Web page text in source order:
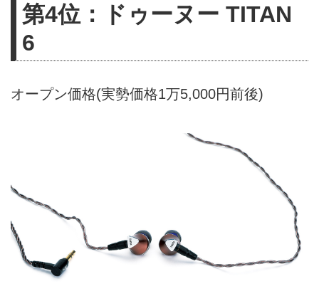
第4位：ドゥーヌー TITAN
6
オープン価格(実勢価格1万5,000円前後)